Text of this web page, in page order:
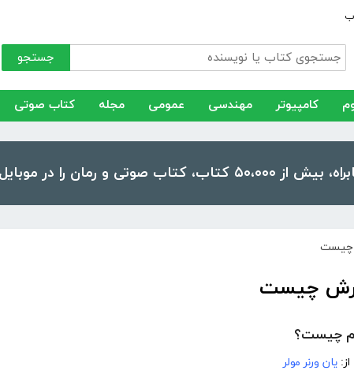
جستجو
کامپیوتر مهندسی عمومی مجله کتاب صوتی
را در موبایل و تبلت خود داشته باشید!
چیست
چیست
چیست؟
از: یان ورنر مولر